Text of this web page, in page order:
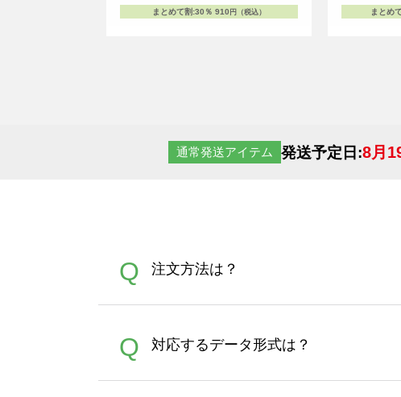
まとめて割:30％ 910 円（税込） まとめ
通常発送アイテム 発送予定日:8月
Q 注文方法は？
A
す。 30枚以上やシルク印刷など、大
さい。製作する数量が多ければ多い
Q 対応するデータ形式は？